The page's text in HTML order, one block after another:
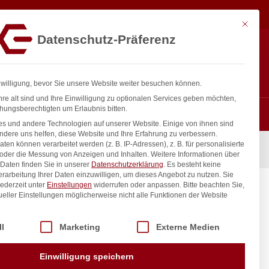
inkl. / exkl. MwSt.
5,00€ exkl. MwSt. In den Warenkorb
Mit
Datenschutz-Präferenz
bevor Sie unsere Website weiter besuchen können.
alt sind und Ihre Einwilligung zu optionalen Services geben möchten,
um Erlaubnis bitten.
und andere Technologien auf unserer Website. Einige von ihnen sind
uns helfen, diese Website und Ihre Erfahrung zu verbessern.
können verarbeitet werden (z. B. IP-Adressen), z. B. für personalisierte
die Messung von Anzeigen und Inhalten. Weitere Informationen über
finden Sie in unserer Datenschutzerklärung. Es besteht keine
Ihrer Daten einzuwilligen, um dieses Angebot zu nutzen. Sie
unter Einstellungen widerrufen oder anpassen. Bitte beachten Sie,
Einstellungen möglicherweise nicht alle Funktionen der Website
Service-Gruppen, für die eine Einwilligung erteilt werden kann.
Marketing Externe Medien
Einwilligung speichern